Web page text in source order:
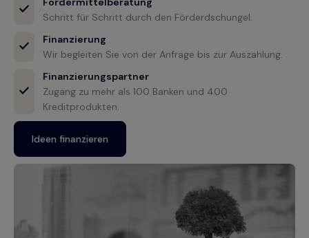
Schritt für Schritt durch den Förderdschungel.
Finanzierung
Wir begleiten Sie von der Anfrage bis zur Auszahlung.
Finanzierungspartner
Zugang zu mehr als 100 Banken und 400
Kreditprodukten.
Ideen finanzieren